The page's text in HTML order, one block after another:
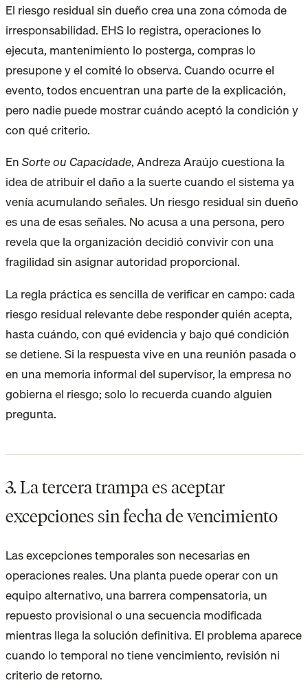
El riesgo residual sin dueño crea una zona cómoda de
irresponsabilidad. EHS lo registra, operaciones lo
ejecuta, mantenimiento lo posterga, compras lo
presupone y el comité lo observa. Cuando ocurre el
evento, todos encuentran una parte de la explicación,
pero nadie puede mostrar cuándo aceptó la condición y
con qué criterio.
EnSorte ou Capacidade, Andreza Araújo cuestiona la
idea de atribuir el daño a la suerte cuando el sistema ya
venía acumulando señales. Un riesgo residual sin dueño
es una de esas señales. No acusa a una persona, pero
revela que la organización decidió convivir con una
fragilidad sin asignar autoridad proporcional.
La regla práctica es sencilla de verificar en campo: cada
riesgo residual relevante debe responder quién acepta,
hasta cuándo, con qué evidencia y bajo qué condición
se detiene. Si la respuesta vive en una reunión pasada o
en una memoria informal del supervisor, la empresa no
gobierna el riesgo; solo lo recuerda cuando alguien
pregunta.
3. La tercera trampa es aceptar
excepciones sin fecha de vencimiento
Las excepciones temporales son necesarias en
operaciones reales. Una planta puede operar con un
equipo alternativo, una barrera compensatoria, un
repuesto provisional o una secuencia modificada
mientras llega la solución definitiva. El problema aparece
cuando lo temporal no tiene vencimiento, revisión ni
criterio de retorno.